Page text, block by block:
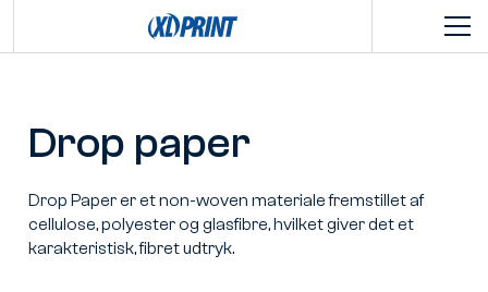
Drop paper
Drop Paper er et non-woven materiale fremstillet af
cellulose, polyester og glasfibre, hvilket giver det et
karakteristisk, fibret udtryk.